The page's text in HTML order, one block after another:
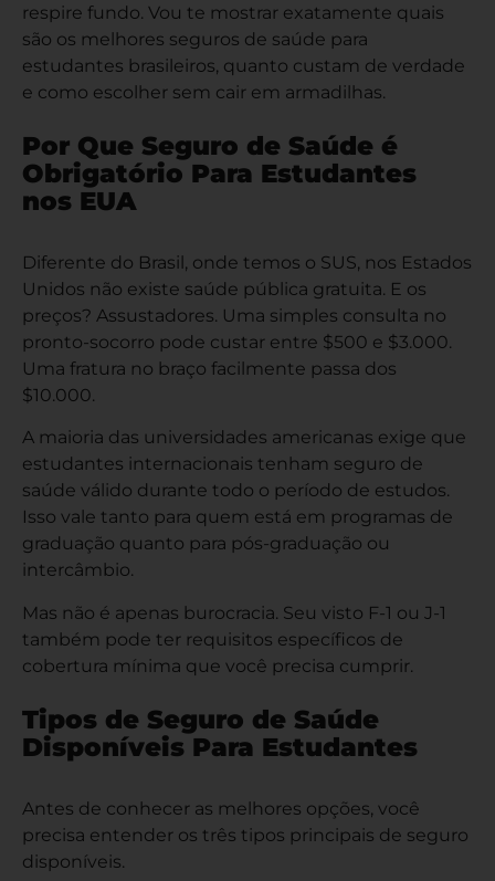
respire fundo. Vou te mostrar exatamente quais
são os melhores seguros de saúde para
estudantes brasileiros, quanto custam de verdade
e como escolher sem cair em armadilhas.
Por Que Seguro de Saúde é
Obrigatório Para Estudantes
nos EUA
Diferente do Brasil, onde temos o SUS, nos Estados
Unidos não existe saúde pública gratuita. E os
preços? Assustadores. Uma simples consulta no
pronto-socorro pode custar entre $500 e $3.000.
Uma fratura no braço facilmente passa dos
$10.000.
A maioria das universidades americanas exige que
estudantes internacionais tenham seguro de
saúde válido durante todo o período de estudos.
Isso vale tanto para quem está em programas de
graduação quanto para pós-graduação ou
intercâmbio.
Mas não é apenas burocracia. Seu visto F-1 ou J-1
também pode ter requisitos específicos de
cobertura mínima que você precisa cumprir.
Tipos de Seguro de Saúde
Disponíveis Para Estudantes
Antes de conhecer as melhores opções, você
precisa entender os três tipos principais de seguro
disponíveis.